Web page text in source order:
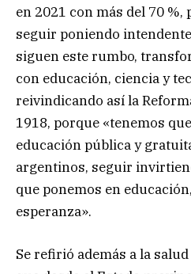
en 2021 con más del 70 %,
seguir poniendo
siguen este rumbo,
con educación, ciencia y
reivindicando así la
1918, porque «tenemos
educación pública y
argentinos, seguir
que ponemos en
esperanza».
Se refirió además a la